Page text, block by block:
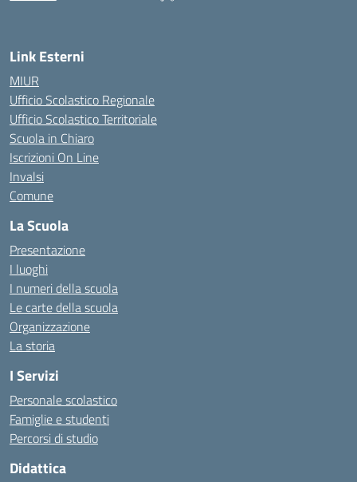
Link Esterni
MIUR
Ufficio Scolastico Regionale
Ufficio Scolastico Territoriale
Scuola in Chiaro
Iscrizioni On Line
Invalsi
Comune
La Scuola
Presentazione
I luoghi
I numeri della scuola
Le carte della scuola
Organizzazione
La storia
I Servizi
Personale scolastico
Famiglie e studenti
Percorsi di studio
Didattica